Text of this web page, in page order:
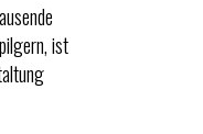
ist